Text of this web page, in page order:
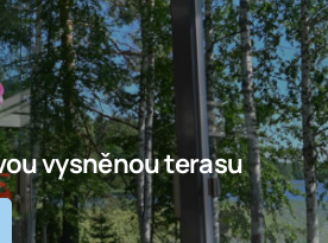
vysněnou terasu